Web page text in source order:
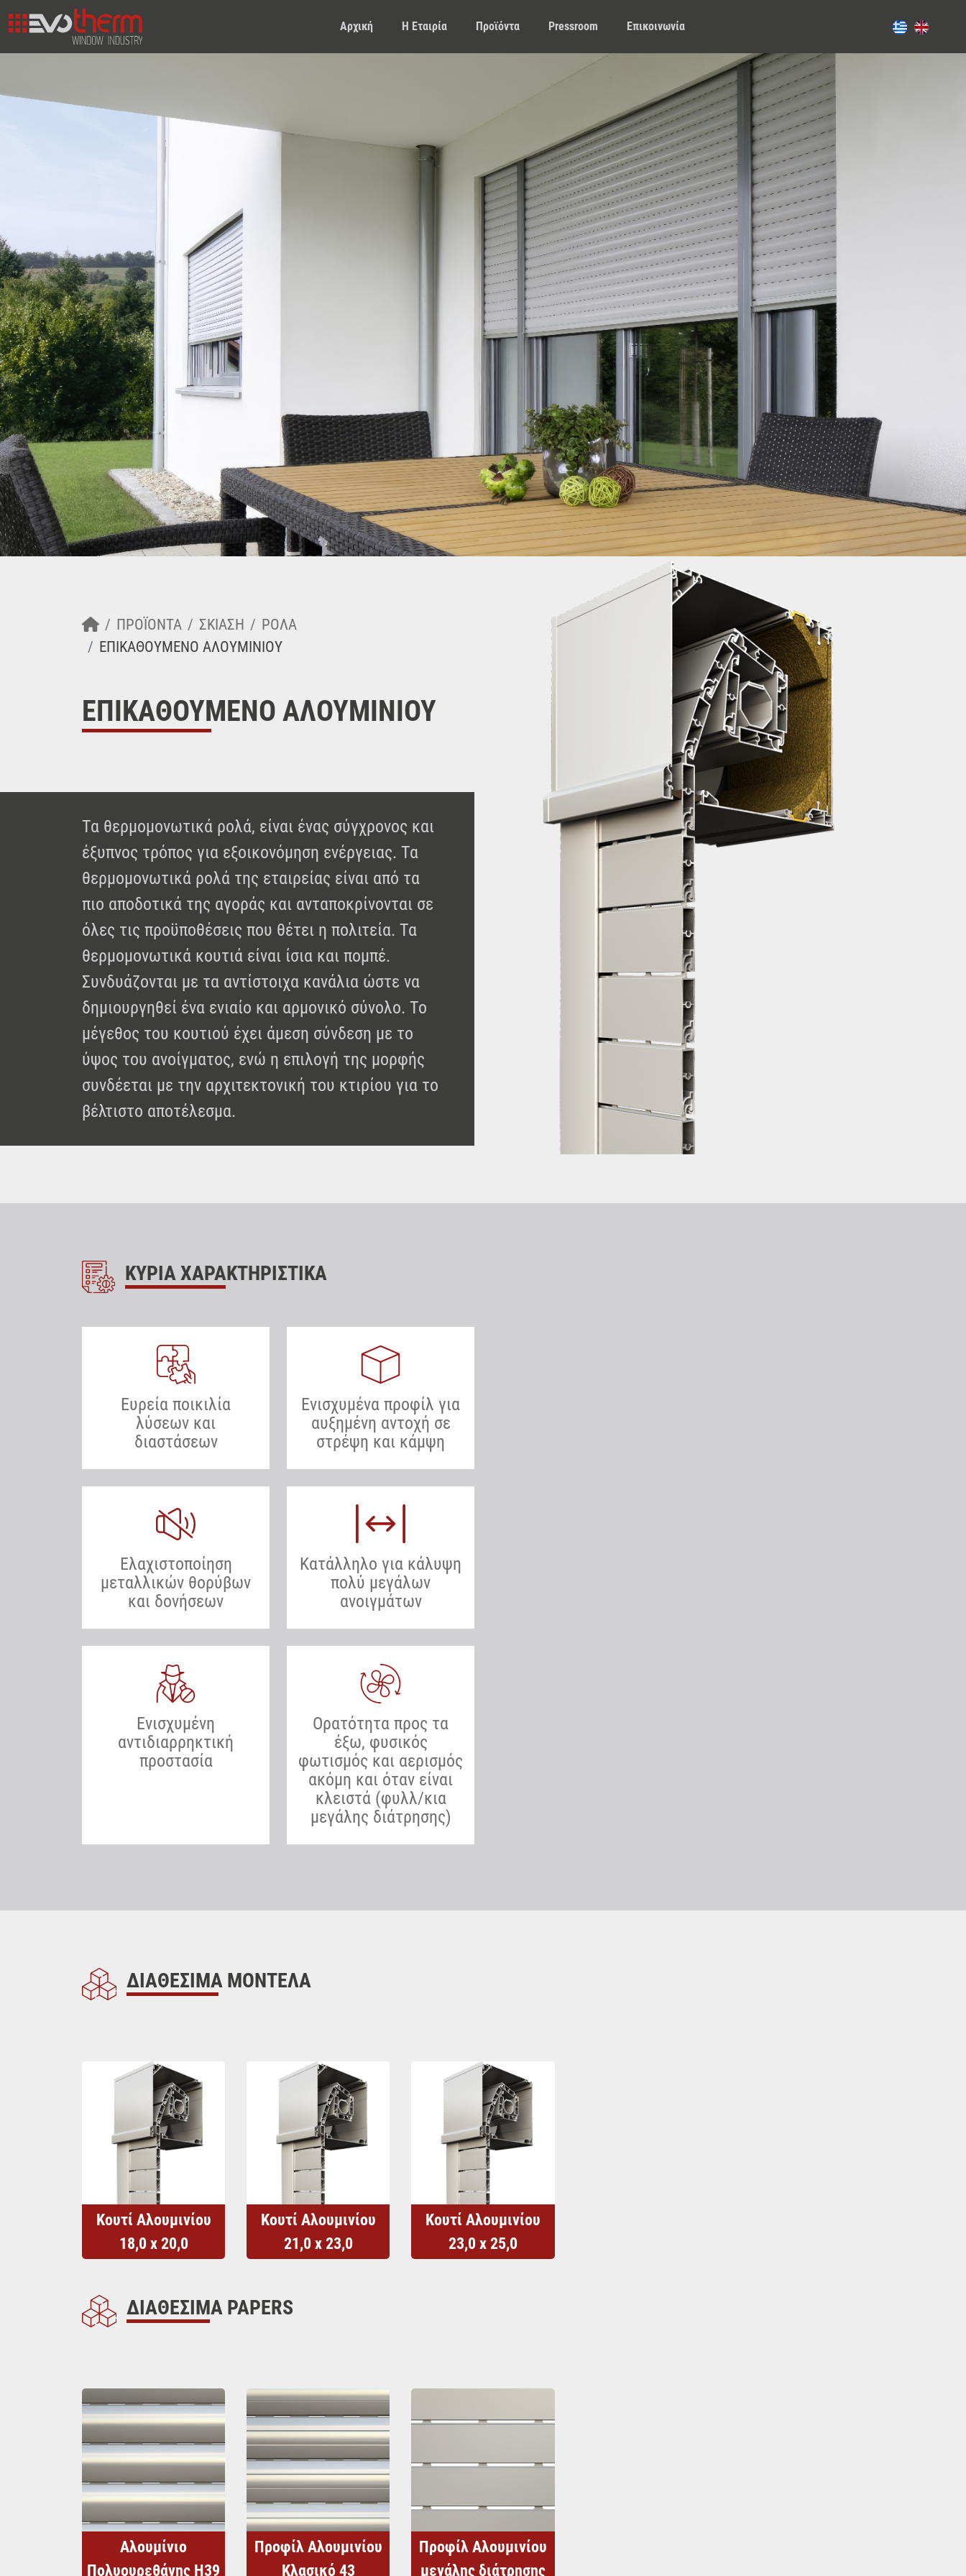
Αρχική Η Εταιρία Προϊόντα Pressroom Επικοινωνία
ΠΡΟΪΌΝΤΑ ΣΚΙΑΣΗ
ΡΟΛΑ
ΕΠΙΚΑΘΟΥΜΕΝΟ ΑΛΟΥΜΙΝΙΟΥ
ΕΠΙΚΑΘΟΥΜΕΝΟ ΑΛΟΥΜΙΝΙΟΥ
Τα θερμομονωτικά ρολά, είναι ένας σύγχρονος και
έξυπνος τρόπος για εξοικονόμηση ενέργειας. Τα
θερμομονωτικά ρολά της εταιρείας είναι από τα
πιο αποδοτικά της αγοράς και ανταποκρίνονται σε
όλες τις προϋποθέσεις που θέτει η πολιτεία. Τα
θερμομονωτικά κουτιά είναι ίσια και πομπέ.
Συνδυάζονται με τα αντίστοιχα κανάλια ώστε να
δημιουργηθεί ένα ενιαίο και αρμονικό σύνολο. Το
μέγεθος του κουτιού έχει άμεση σύνδεση με το
ύψος του ανοίγματος, ενώ η επιλογή της μορφής
συνδέεται με την αρχιτεκτονική του κτιρίου για το
βέλτιστο αποτέλεσμα.
ΚΥΡΙΑ ΧΑΡΑΚΤΗΡΙΣΤΙΚΑ
Ευρεία ποικιλία
λύσεων και
διαστάσεων
Ενισχυμένα προφίλ για
αυξημένη αντοχή σε
στρέψη και κάμψη
Ελαχιστοποίηση
μεταλλικών θορύβων
και δονήσεων
Κατάλληλο για κάλυψη
πολύ μεγάλων
ανοιγμάτων
Ενισχυμένη
αντιδιαρρηκτική
προστασία
Ορατότητα προς τα
έξω, φυσικός
φωτισμός και αερισμός
ακόμη και όταν είναι
κλειστά (φυλλ/κια
μεγάλης διάτρησης)
ΔΙΑΘΕΣΙΜΑ ΜΟΝΤΕΛΑ
Κουτί Αλουμινίου
18,0 x 20,0
Κουτί Αλουμινίου
21,0 x 23,0
Κουτί Αλουμινίου
23,0 x 25,0
ΔΙΑΘΕΣΙΜΑ PAPERS
Αλουμίνιο
Πολυουρεθάνης Η39
Προφίλ Αλουμινίου
Κλασικό 43
Προφίλ Αλουμινίου
μεγάλης διάτρησης